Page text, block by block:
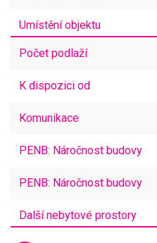
Umístění objektu
Užitná plocha
Stav objektu
Plocha pozemku/ů
Typ domu
Počet podlaží
K dispozici od
Komunikace
PENB: Náročnost budovy
PENB: Náročnost budovy
Další nebytové prostory